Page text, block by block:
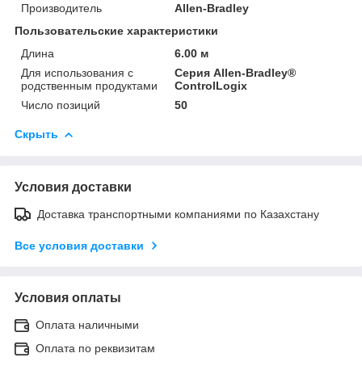
Производитель
Allen-Bradley
Пользовательские характеристики
Длина
6.00 м
Для использования с
родственным продуктами
Серия Allen-Bradley®
ControlLogix
Число позиций
50
Скрыть
Условия доставки
Доставка транспортными компаниями по Казахстану
Все условия доставки
Условия оплаты
Оплата наличными
Оплата по реквизитам